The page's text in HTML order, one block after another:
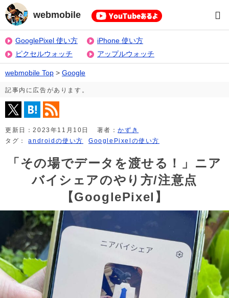
webmobile
GooglePixel 使い方
iPhone 使い方
ピクセルウォッチ
アップルウォッチ
webmobile Top > Google
記事内に広告があります。
更新日：2023年11月10日 著者：かずき
タグ：androidの使い方 GooglePixelの使い方
「その場でデータを渡せる！」ニア
バイシェアのやり方/注意点
【GooglePixel】